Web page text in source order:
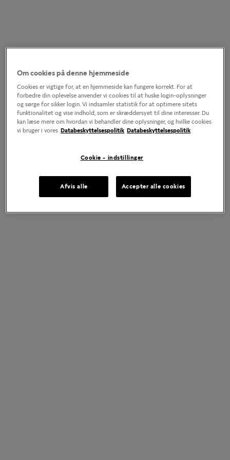
Om cookies på denne hjemmeside
Cookies er vigtige for, at en hjemmeside kan fungere korrekt. For at
forbedre din oplevelse anvender vi cookies til at huske login-oplysninger
og sørge for sikker login. Vi indsamler statistik for at optimere sitets
funktionalitet og vise indhold, som er skræddersyet til dine interesser. Du
kan læse mere om hvordan vi behandler dine oplysninger, og hvilke cookies
vi bruger i vores Databeskyttelsespolitik Databeskyttelsespolitik
Cookie - indstillinger
Afvis alle Accepter alle cookies